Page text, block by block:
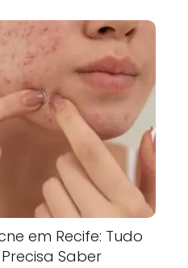
em Recife: Tudo
Saber